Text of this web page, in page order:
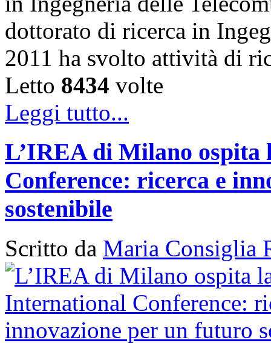
dottorato di ricerca in
2011 ha svolto attività di
Letto 8434 volte
Leggi tutto...
L’IREA di Milano
Conference: ricerca e
sostenibile
Scritto da Maria Consiglia